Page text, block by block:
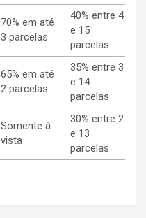
70% em até
3 parcelas
40% entre 4
e 15
parcelas
65% em até
2 parcelas
35% entre 3
e 14
parcelas
Somente à
vista
30% entre 2
e 13
parcelas